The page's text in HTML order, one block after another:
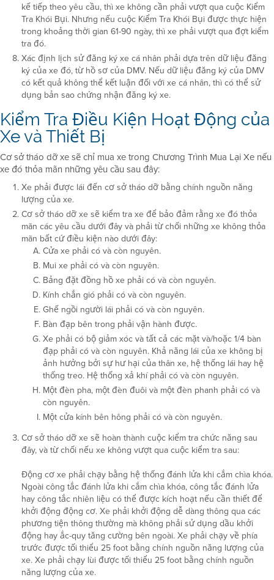
kế tiếp theo yêu cầu, thì xe không cần phải vượt qua cuộc Kiểm
Tra Khói Bụi. Nhưng nếu cuộc Kiểm Tra Khói Bụi được thực hiện
trong khoảng thời gian 61-90 ngày, thì xe phải vượt qua đợt kiểm
tra đó.
Xác định lịch sử đăng ký xe cá nhân phải dựa trên dữ liệu đăng
ký của xe đó, từ hồ sơ của DMV. Nếu dữ liệu đăng ký của DMV
có kết quả không thể kết luận đối với xe cá nhân, thì có thể sử
dụng bản sao chứng nhận đăng ký xe.
Kiểm Tra Điều Kiện Hoạt Động của
Xe và Thiết Bị
Cơ sở tháo dỡ xe sẽ chỉ mua xe trong Chương Trình Mua Lại Xe nếu
xe đó thỏa mãn những yêu cầu sau đây:
Xe phải được lái đến cơ sở tháo dỡ bằng chính nguồn năng
lượng của xe.
Cơ sở tháo dỡ xe sẽ kiểm tra xe để bảo đảm rằng xe đó thỏa
mãn các yêu cầu dưới đây và phải từ chối những xe không thỏa
mãn bất cứ điều kiện nào dưới đây:
Cửa xe phải có và còn nguyên.
Mui xe phải có và còn nguyên.
Bảng đặt đồng hồ xe phải có và còn nguyên.
Kính chắn gió phải có và còn nguyên.
Ghế ngồi người lái phải có và còn nguyên.
Bàn đạp bên trong phải vận hành được.
Xe phải có bộ giảm xóc và tất cả các mặt và/hoặc 1/4 bàn
đạp phải có và còn nguyên. Khả năng lái của xe không bị
ảnh hưởng bởi sự hư hại của thân xe, hệ thống lái hay hệ
thống treo. Hệ thống xả khí phải có và còn nguyên.
Một đèn pha, một đèn đuôi và một đèn phanh phải có và
còn nguyên.
Một cửa kính bên hông phải có và còn nguyên.
Cơ sở tháo dỡ xe sẽ hoàn thành cuộc kiểm tra chức năng sau
đây, và từ chối nếu xe không vượt qua cuộc kiểm tra sau:
Động cơ xe phải chạy bằng hệ thống đánh lửa khi cắm chìa khóa.
Ngoài công tắc đánh lửa khi cắm chìa khóa, công tắc đánh lửa
hay công tắc nhiên liệu có thể được kích hoạt nếu cần thiết để
khởi động động cơ. Xe phải khởi động dễ dàng thông qua các
phương tiện thông thường mà không phải sử dụng dầu khởi
động hay ắc-quy tăng cường bên ngoài. Xe phải chạy về phía
trước được tối thiểu 25 foot bằng chính nguồn năng lượng của
xe. Xe phải chạy lùi được tối thiểu 25 foot bằng chính nguồn
năng lượng của xe.